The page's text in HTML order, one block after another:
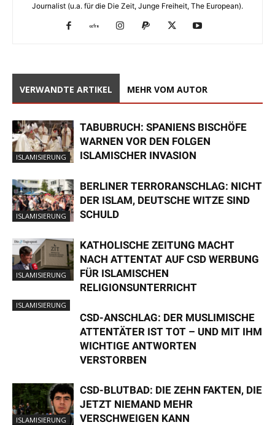
Journalist (u.a. für die Die Zeit, Junge Freiheit, The European).
VERWANDTE ARTIKEL MEHR VOM AUTOR
ISLAMISIERUNG
TABUBRUCH: SPANIENS BISCHÖFE
WARNEN VOR DEN FOLGEN
ISLAMISCHER INVASION
ISLAMISIERUNG
BERLINER TERRORANSCHLAG: NICHT
DER ISLAM, DEUTSCHE WITZE SIND
SCHULD
ISLAMISIERUNG
KATHOLISCHE ZEITUNG MACHT
NACH ATTENTAT AUF CSD WERBUNG
FÜR ISLAMISCHEN
RELIGIONSUNTERRICHT
ISLAMISIERUNG
CSD-ANSCHLAG: DER MUSLIMISCHE
ATTENTÄTER IST TOT – UND MIT IHM
WICHTIGE ANTWORTEN
VERSTORBEN
ISLAMISIERUNG
CSD-BLUTBAD: DIE ZEHN FAKTEN, DIE
JETZT NIEMAND MEHR
VERSCHWEIGEN KANN